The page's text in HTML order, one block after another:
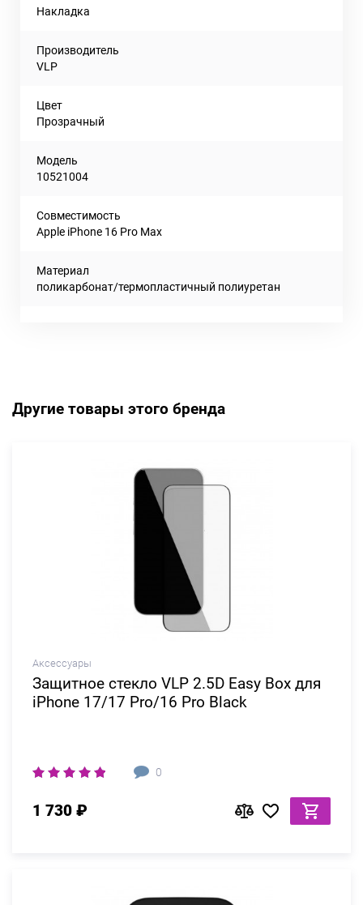
Накладка
Производитель
VLP
Цвет
Прозрачный
Модель
10521004
Совместимость
Apple iPhone 16 Pro Max
Материал
поликарбонат/термопластичный полиуретан
Другие товары этого бренда
Аксессуары
Защитное стекло VLP 2.5D Easy Box для
iPhone 17/17 Pro/16 Pro Black
0
1 730 ₽